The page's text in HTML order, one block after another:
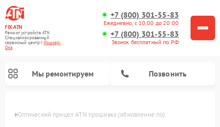
FIX-ATN
Ремонт устройств ATN
Специализированный
cервисный центр г.Йошкар-
Ола
+7 (800) 301-55-83
Ежедневно, с 10:00 до 20:00
+7 (800) 301-55-83
Звонок бесплатный по РФ
Мы ремонтируем Позвонить
Оптический прицел ATN прошивка (обновление по)